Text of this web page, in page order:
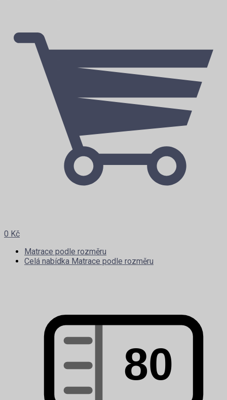
0 Kč
Matrace podle rozměru
Celá nabídka Matrace podle rozměru